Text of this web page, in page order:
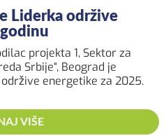
Liderka održive
projekta 1, Sektor za
Srbije“, Beograd je
energetike za 2025.
VIŠE